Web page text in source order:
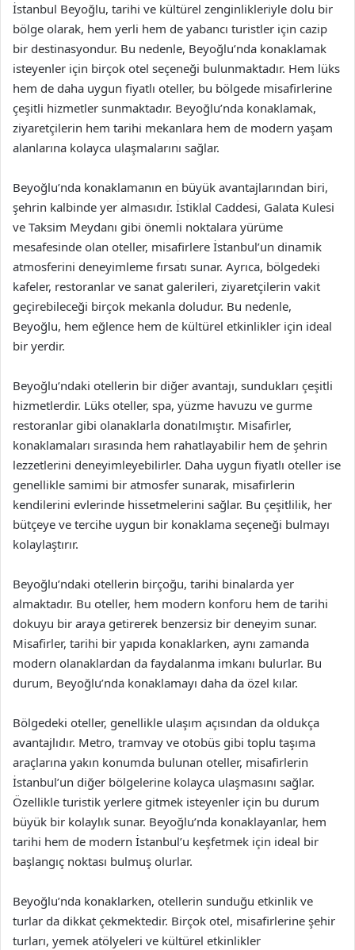
İstanbul Beyoğlu, tarihi ve kültürel zenginlikleriyle dolu bir
bölge olarak, hem yerli hem de yabancı turistler için cazip
bir destinasyondur. Bu nedenle, Beyoğlu’nda konaklamak
isteyenler için birçok otel seçeneği bulunmaktadır. Hem lüks
hem de daha uygun fiyatlı oteller, bu bölgede misafirlerine
çeşitli hizmetler sunmaktadır. Beyoğlu’nda konaklamak,
ziyaretçilerin hem tarihi mekanlara hem de modern yaşam
alanlarına kolayca ulaşmalarını sağlar.
Beyoğlu’nda konaklamanın en büyük avantajlarından biri,
şehrin kalbinde yer almasıdır. İstiklal Caddesi, Galata Kulesi
ve Taksim Meydanı gibi önemli noktalara yürüme
mesafesinde olan oteller, misafirlere İstanbul’un dinamik
atmosferini deneyimleme fırsatı sunar. Ayrıca, bölgedeki
kafeler, restoranlar ve sanat galerileri, ziyaretçilerin vakit
geçirebileceği birçok mekanla doludur. Bu nedenle,
Beyoğlu, hem eğlence hem de kültürel etkinlikler için ideal
bir yerdir.
Beyoğlu’ndaki otellerin bir diğer avantajı, sundukları çeşitli
hizmetlerdir. Lüks oteller, spa, yüzme havuzu ve gurme
restoranlar gibi olanaklarla donatılmıştır. Misafirler,
konaklamaları sırasında hem rahatlayabilir hem de şehrin
lezzetlerini deneyimleyebilirler. Daha uygun fiyatlı oteller ise
genellikle samimi bir atmosfer sunarak, misafirlerin
kendilerini evlerinde hissetmelerini sağlar. Bu çeşitlilik, her
bütçeye ve tercihe uygun bir konaklama seçeneği bulmayı
kolaylaştırır.
Beyoğlu’ndaki otellerin birçoğu, tarihi binalarda yer
almaktadır. Bu oteller, hem modern konforu hem de tarihi
dokuyu bir araya getirerek benzersiz bir deneyim sunar.
Misafirler, tarihi bir yapıda konaklarken, aynı zamanda
modern olanaklardan da faydalanma imkanı bulurlar. Bu
durum, Beyoğlu’nda konaklamayı daha da özel kılar.
Bölgedeki oteller, genellikle ulaşım açısından da oldukça
avantajlıdır. Metro, tramvay ve otobüs gibi toplu taşıma
araçlarına yakın konumda bulunan oteller, misafirlerin
İstanbul’un diğer bölgelerine kolayca ulaşmasını sağlar.
Özellikle turistik yerlere gitmek isteyenler için bu durum
büyük bir kolaylık sunar. Beyoğlu’nda konaklayanlar, hem
tarihi hem de modern İstanbul’u keşfetmek için ideal bir
başlangıç noktası bulmuş olurlar.
Beyoğlu’nda konaklarken, otellerin sunduğu etkinlik ve
turlar da dikkat çekmektedir. Birçok otel, misafirlerine şehir
turları, yemek atölyeleri ve kültürel etkinlikler